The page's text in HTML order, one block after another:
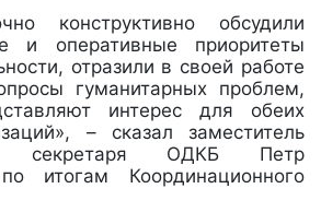
конструктивно обсудили
и оперативные приоритеты
отразили в своей работе
гуманитарных проблем,
интерес для обеих
– сказал заместитель
секретаря ОДКБ Петр
итогам Координационного